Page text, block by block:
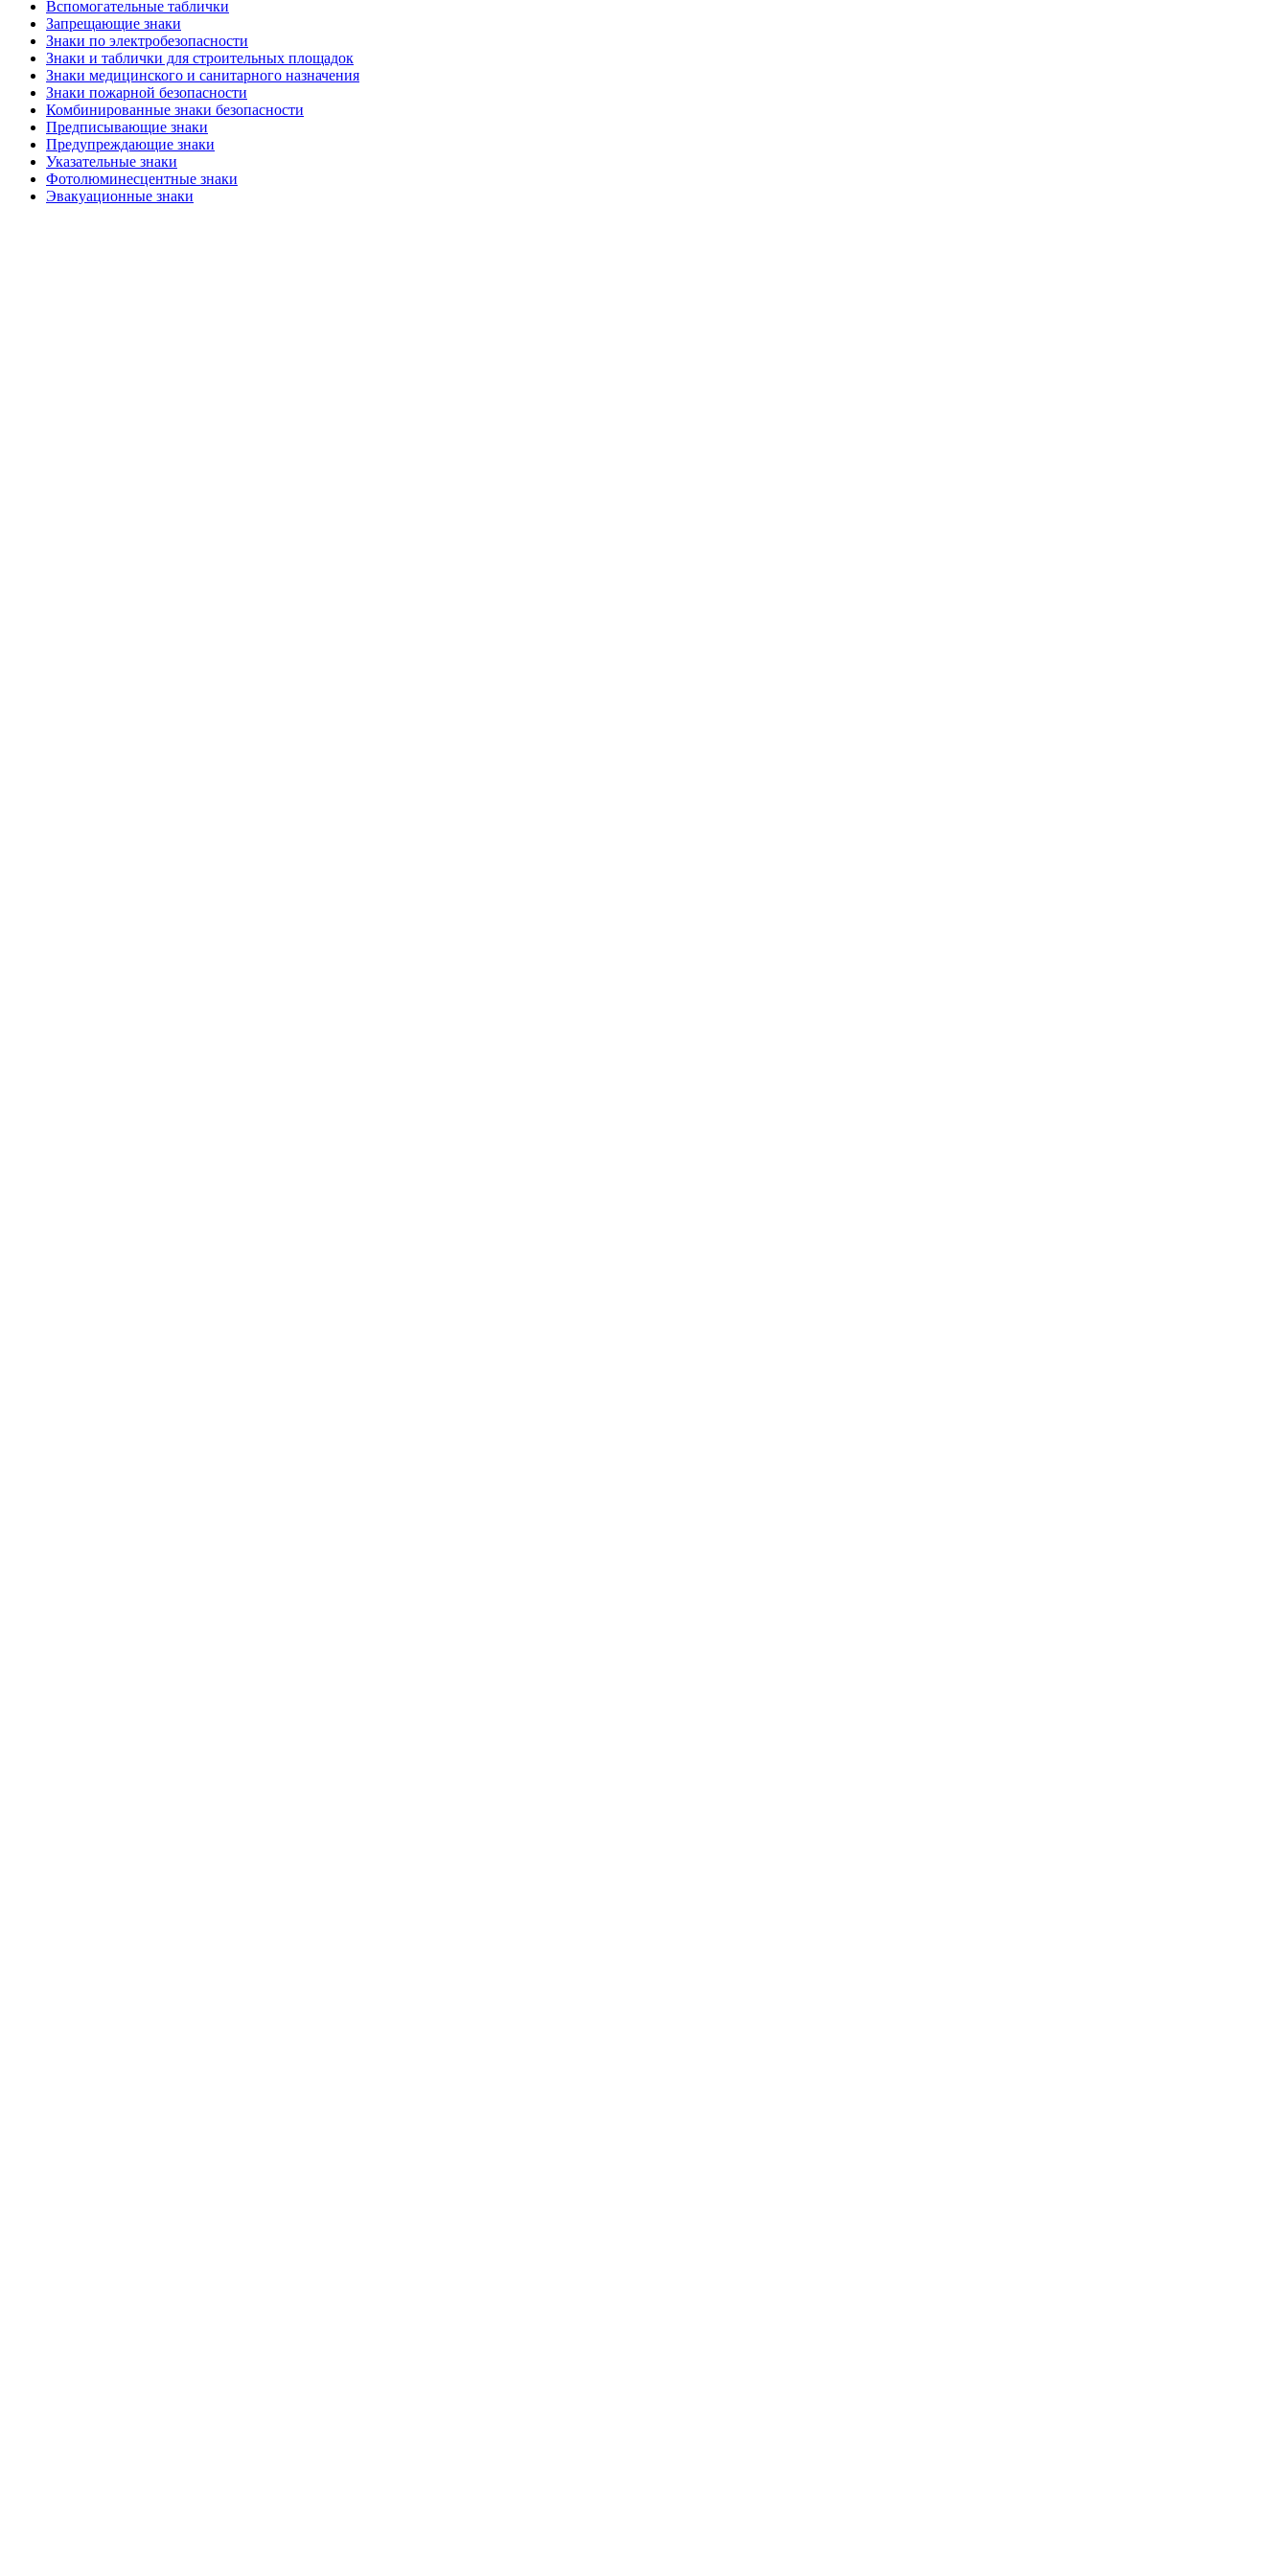
Вспомогательные таблички
Запрещающие знаки
Знаки по электробезопасности
Знаки и таблички для строительных площадок
Знаки медицинского и санитарного назначения
Знаки пожарной безопасности
Комбинированные знаки безопасности
Предписывающие знаки
Предупреждающие знаки
Указательные знаки
Фотолюминесцентные знаки
Эвакуационные знаки